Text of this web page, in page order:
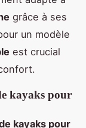
grâce à ses
un modèle
est crucial
kayaks pour
kayaks pour